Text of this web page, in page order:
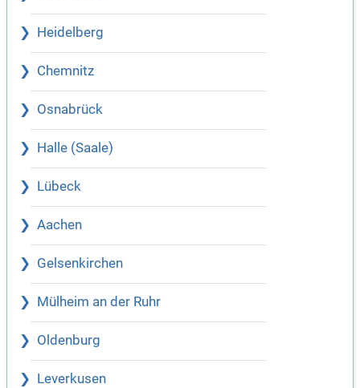
Heidelberg
Chemnitz
Osnabrück
Halle (Saale)
Lübeck
Aachen
Gelsenkirchen
Mülheim an der Ruhr
Oldenburg
Leverkusen